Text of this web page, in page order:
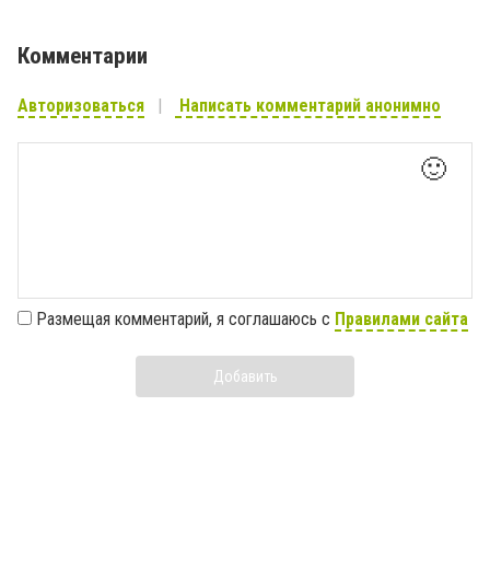
Комментарии
Авторизоваться Написать комментарий анонимно
🙂
Размещая комментарий, я соглашаюсь с Правилами сайта
Добавить